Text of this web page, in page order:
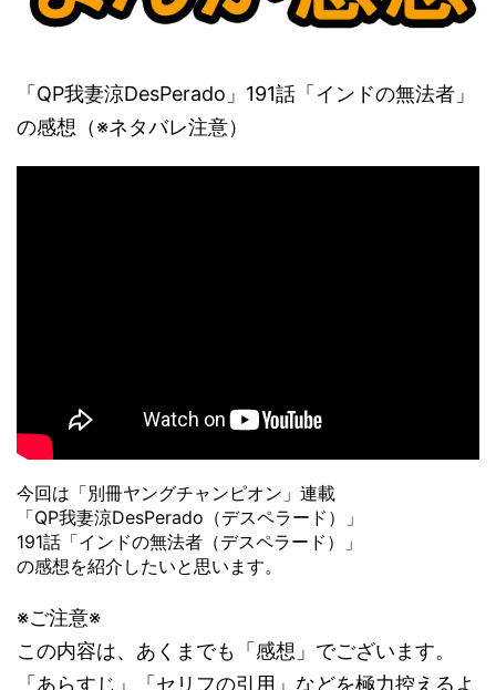
「QP我妻涼DesPerado」191話「インドの無法者」
の感想（※ネタバレ注意）
今回は「別冊ヤングチャンピオン」連載
「QP我妻涼DesPerado（デスペラード）」
191話「インドの無法者（デスペラード）」
の感想を紹介したいと思います。
※ご注意※
この内容は、あくまでも「感想」でございます。
「あらすじ」「セリフの引用」などを極力控えるよ